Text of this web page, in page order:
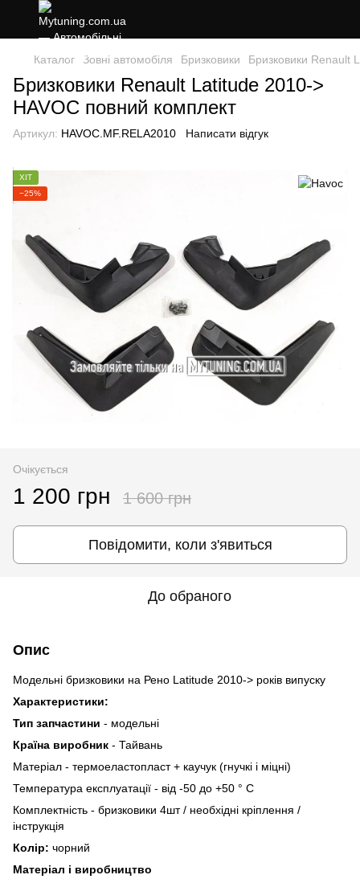
Каталог Зовні автомобіля Бризковики Бризковики Renault
Бризковики Renault Latitude 2010->
HAVOC повний комплект
Артикул: HAVOC.MF.RELA2010 Написати відгук
ХІТ
−25%
Очікується
1 200 грн 1 600 грн
Повідомити, коли з'явиться
До обраного
Опис
Модельні бризковики на Рено Latitude 2010-> років випуску
Характеристики:
Тип запчастини - модельні
Країна виробник - Тайвань
Матеріал - термоеластопласт + ​​каучук (гнучкі і міцні)
Температура експлуатації - від -50 до +50 ° C
Комплектність - бризковики 4шт / необхідні кріплення /
інструкція
Колір: чорний
Матеріал і виробництво